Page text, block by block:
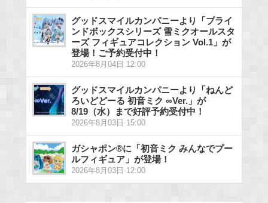
グッドスマイルカンパニーより「ブライ
ンドボックスシリーズ 雪ミクオールスタ
ーズ フィギュアコレクション Vol.1」が
登場！ご予約受付中！
2026年8月04日 12:00
グッドスマイルカンパニーより「ねんど
ろいどどーる 初音ミク ∞Ver.」が
8/19（水）まで好評予約受付中！
2026年8月03日 15:00
ガシャポン®に「初音ミク みんなでプー
ルフィギュア」が登場！
2026年8月03日 12:00